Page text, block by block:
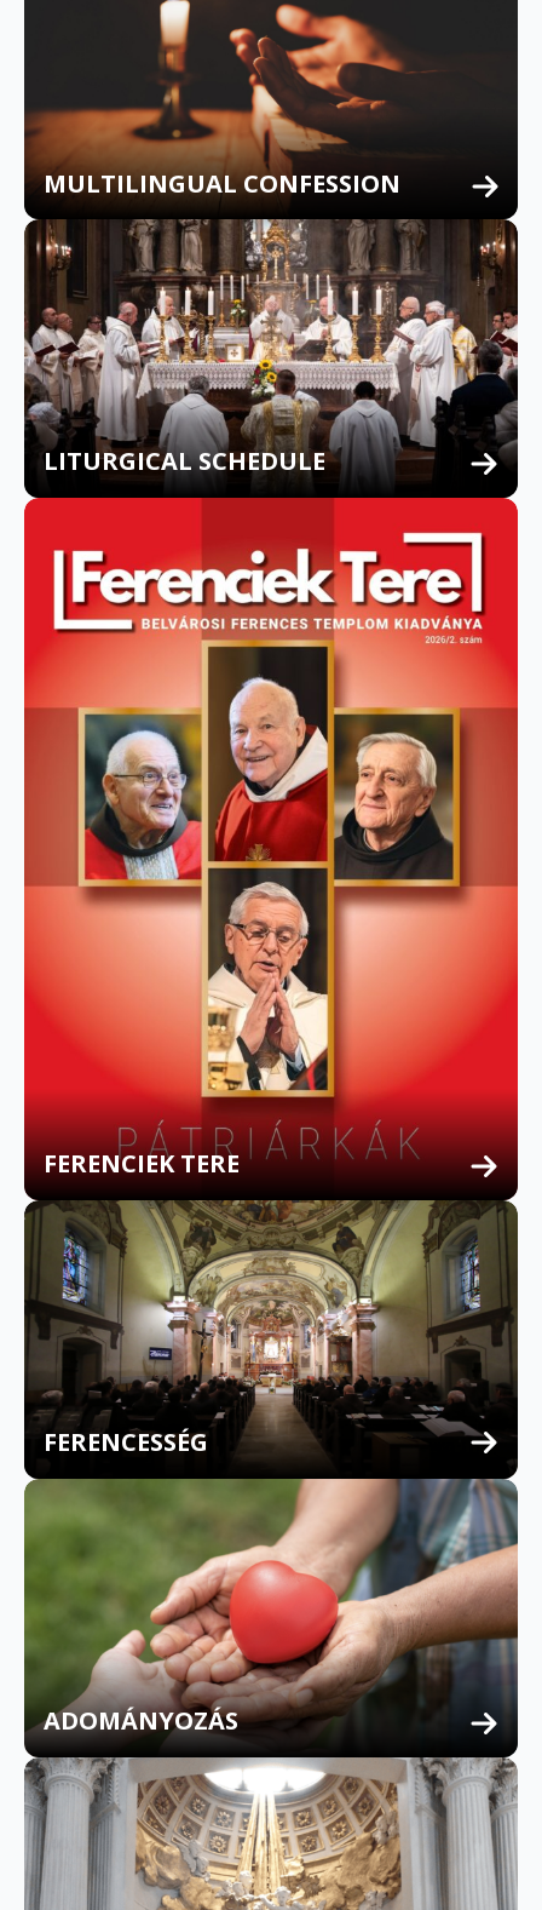
MULTILINGUAL CONFESSION
LITURGICAL SCHEDULE
FERENCIEK TERE
FERENCESSÉG
MULTILINGUAL CONFESSION
ADOMÁNYOZÁS